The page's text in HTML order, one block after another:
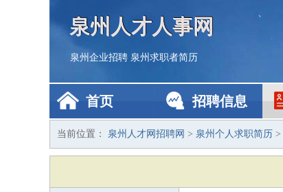
泉州人才人事网
泉州企业招聘 泉州求职者简历
首页 招聘信息
当前位置： 泉州人才网招聘网 > 泉州个人求职简历 >